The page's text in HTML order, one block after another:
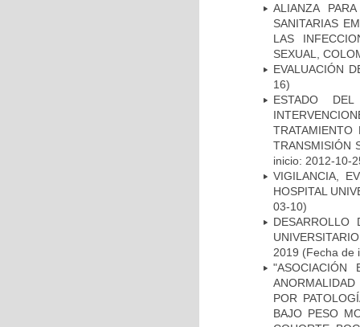
ALIANZA
SANITARIAS
LAS
SEXUAL,
EVALUACIÓN
16)
ESTADO
TRANSMISIÓN
inicio: 2012-10-
VIGILANCIA,
HOSPITAL
03-10)
DESARROLLO
2019 (Fecha de
"ASOCIACIÓN
ANORMALIDAD
POR
BAJO PESO